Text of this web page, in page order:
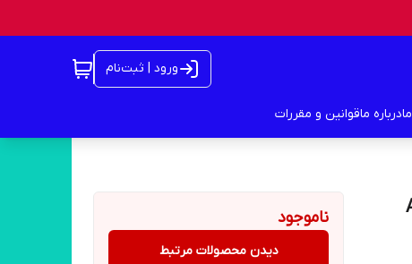
ورود | ثبت‌نام
درباره ماقوانین و مقررات
ناموجود
دیدن محصولات مرتبط